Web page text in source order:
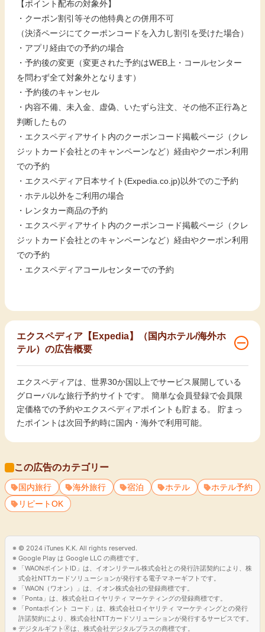
【ポイント配布の対象外】
・クーポン割引等その他特典との併用不可
（決済ページにてクーポンコードを入力し割引を受けた場合）
・アプリ経由での予約の場合
・予約後の変更（変更された予約はWEB上・コールセンター
を問わず全て対象外となります）
・予約後のキャンセル
・内容不備、未入金、虚偽、いたずら注文、その他不正行為と
判断したもの
・エクスペディアサイト内のクーポンコード掲載ページ（クレ
ジットカード会社とのキャンペーンなど）経由やクーポン利用
での予約
・エクスペディア日本サイト(Expedia.co.jp)以外でのご予約
・ホテル以外をご利用の場合
・レンタカー商品の予約
・エクスペディアサイト内のクーポンコード掲載ページ（クレ
ジットカード会社とのキャンペーンなど）経由やクーポン利用
での予約
・エクスペディアコールセンターでの予約
エクスペディア【Expedia】（国内ホテル/海外ホ
テル）の広告概要
エクスペディアは、世界30か国以上でサービス展開している
グローバルな旅行予約サイトです。 簡単な会員登録で会員限
定価格での予約やエクスペディアポイントも貯まる。 貯まっ
たポイントは次回予約時に国内・海外で利用可能。
この広告のカテゴリー
国内旅行 海外旅行 宿泊 ホテル
ホテル予約
リピートOK
© 2024 iTunes K.K. All rights reserved.
Google Play は Google LLC の商標です。
「WAONポイントID」は、イオンリテール株式会社との発行許諾契約により、株
式会社NTTカードソリューションが発行する電子マネーギフトです。
「WAON（ワオン）」は、イオン株式会社の登録商標です。
「Ponta」は、株式会社ロイヤリティ マーケティングの登録商標です。
「Pontaポイント コード」は、株式会社ロイヤリティ マーケティングとの発行
許諾契約により、株式会社NTTカードソリューションが発行するサービスです。
デジタルギフト🄬は、株式会社デジタルプラスの商標です。